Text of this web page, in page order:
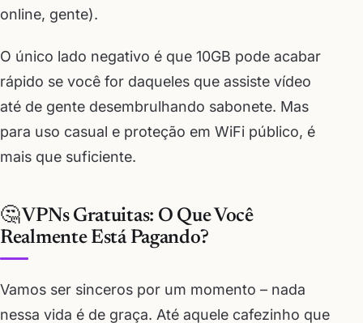
online, gente).
O único lado negativo é que 10GB pode acabar
rápido se você for daqueles que assiste vídeo
até de gente desembrulhando sabonete. Mas
para uso casual e proteção em WiFi público, é
mais que suficiente.
🤔 VPNs Gratuitas: O Que Você
Realmente Está Pagando?
Vamos ser sinceros por um momento – nada
nessa vida é de graça. Até aquele cafezinho que